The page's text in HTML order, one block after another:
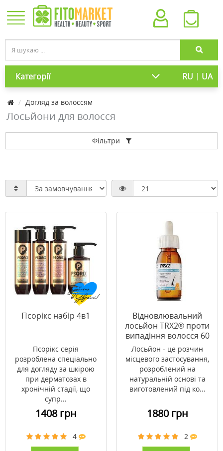
Категорії RU | UA
Догляд за волоссям
Лосьйони для волосся
Фільтри
Псорікс набір 4в1
Псорікс серія
розроблена спеціально
для догляду за шкірою
при дерматозах в
хронічній стадії, що
супр...
1408 грн
4
Відновлювальний
лосьйон TRX2® проти
випадіння волосся 60
мл
Лосьйон - це розчин
місцевого застосування,
розроблений на
натуральній основі та
виготовлений під ко...
1880 грн
2